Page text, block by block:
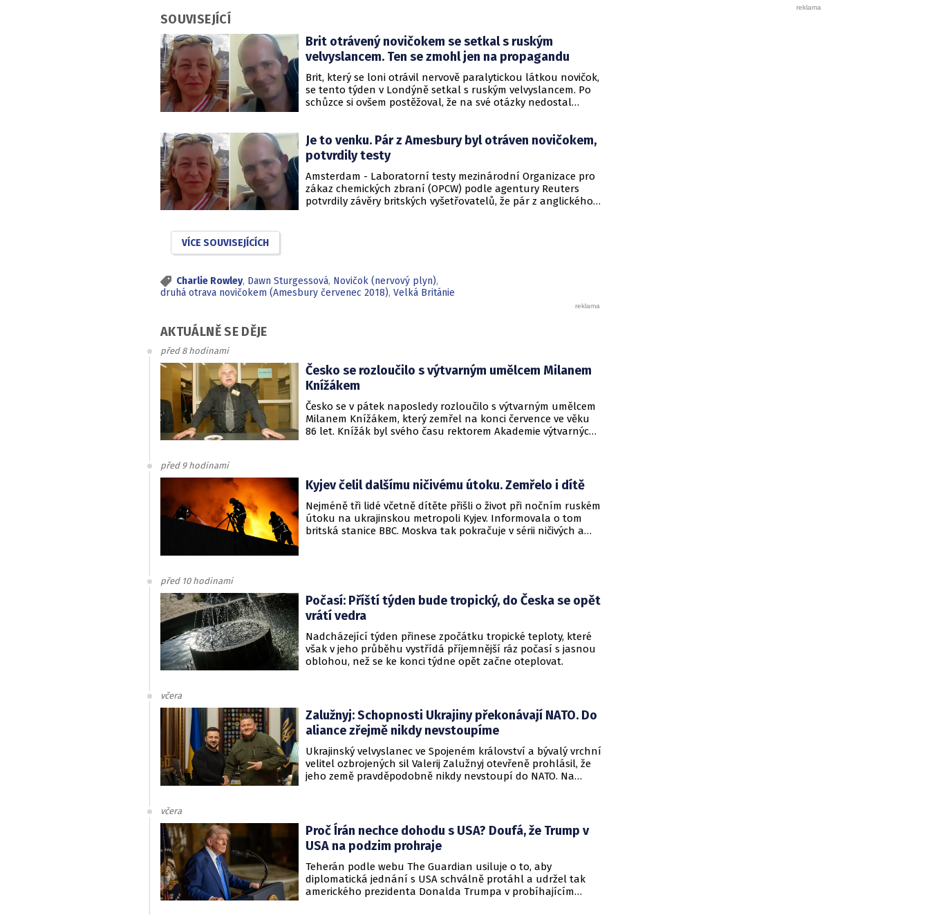
SOUVISEJÍCÍ
Brit otrávený novičokem se setkal s ruským
velvyslancem. Ten se zmohl jen na propagandu
Brit, který se loni otrávil nervově paralytickou látkou novičok,
se tento týden v Londýně setkal s ruským velvyslancem. Po
schůzce si ovšem postěžoval, že na své otázky nedostal
loni otrávil spolu se svou partnerkou nedlouho poté, co se s
nervově paralytickou látkou dostali do kontaktu i bývalý
ruský agent Sergej Skripal a jeho dcera Julije.
Je to venku. Pár z Amesbury byl otráven novičokem,
potvrdily testy
Amsterdam - Laboratorní testy mezinárodní Organizace pro
zákaz chemických zbraní (OPCW) podle agentury Reuters
potvrdily závěry britských vyšetřovatelů, že pár z anglického
VÍCE SOUVISEJÍCÍCH
Charlie Rowley, Dawn Sturgessová, Novičok (nervový plyn),
druhá otrava novičokem (Amesbury červenec 2018), Velká Británie
AKTUÁLNĚ SE DĚJE
před 8 hodinami
Česko se rozloučilo s výtvarným umělcem Milanem
Knížákem
Česko se v pátek naposledy rozloučilo s výtvarným umělcem
Milanem Knížákem, který zemřel na konci července ve věku
86 let. Knížák byl svého času rektorem Akademie výtvarných
před 9 hodinami
Kyjev čelil dalšímu ničivému útoku. Zemřelo i dítě
Nejméně tři lidé včetně dítěte přišli o život při nočním ruském
útoku na ukrajinskou metropoli Kyjev. Informovala o tom
britská stanice BBC. Moskva tak pokračuje v sérii ničivých a
před 10 hodinami
Počasí: Příští týden bude tropický, do Česka se opět
vrátí vedra
Nadcházející týden přinese zpočátku tropické teploty, které
však v jeho průběhu vystřídá příjemnější ráz počasí s jasnou
oblohou, než se ke konci týdne opět začne oteplovat.
včera
Zalužnyj: Schopnosti Ukrajiny překonávají NATO. Do
aliance zřejmě nikdy nevstoupíme
Ukrajinský velvyslanec ve Spojeném království a bývalý vrchní
velitel ozbrojených sil Valerij Zalužnyj otevřeně prohlásil, že
jeho země pravděpodobně nikdy nevstoupí do NATO. Na
nedosažitelné.
včera
Proč Írán nechce dohodu s USA? Doufá, že Trump v
USA na podzim prohraje
Teherán podle webu The Guardian usiluje o to, aby
diplomatická jednání s USA schválně protáhl a udržel tak
amerického prezidenta Donalda Trumpa v probíhajícím